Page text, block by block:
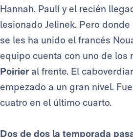
Hannah, Paulí y el recién
lesionado Jelinek. Pero
se les ha unido el francés
equipo cuenta con uno de los
Poirier al frente. El
empezado a un gran nivel.
cuatro en el último cuarto.
Dos de dos la temporada